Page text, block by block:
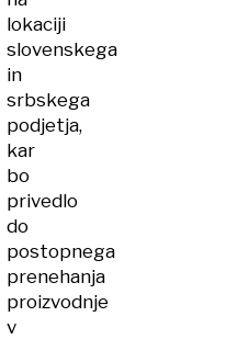
lokaciji
slovenskega
in
srbskega
podjetja,
kar
bo
privedlo
do
postopnega
prenehanja
proizvodnje
v